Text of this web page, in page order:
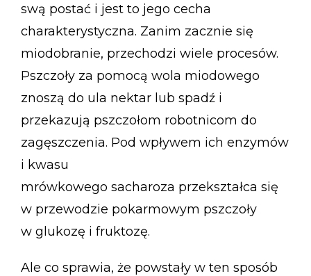
swą postać i jest to jego cecha
charakterystyczna. Zanim zacznie się
miodobranie, przechodzi wiele procesów.
Pszczoły za pomocą wola miodowego
znoszą do ula nektar lub spadź i
przekazują pszczołom robotnicom do
zagęszczenia. Pod wpływem ich enzymów
i kwasu
mrówkowego sacharoza przekształca się
w przewodzie pokarmowym pszczoły
w glukozę i fruktozę.
Ale co sprawia, że powstały w ten sposób